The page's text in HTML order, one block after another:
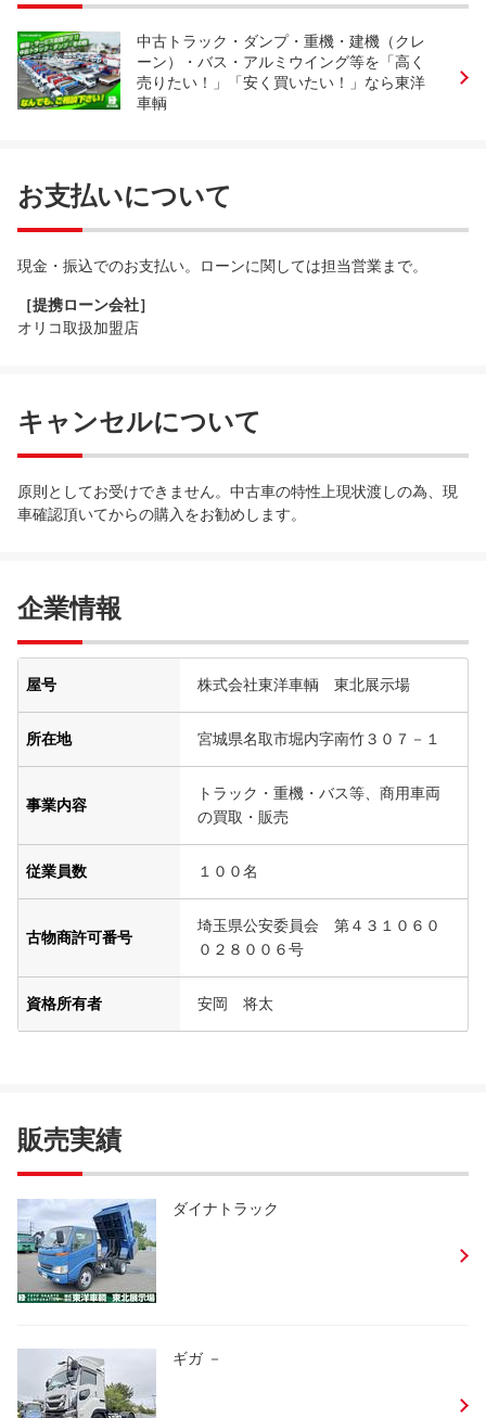
中古トラック・ダンプ・重機・建機（クレ
ーン）・バス・アルミウイング等を「高く
売りたい！」「安く買いたい！」なら東洋
車輌
お支払いについて
現金・振込でのお支払い。ローンに関しては担当営業まで。
［提携ローン会社］
オリコ取扱加盟店
キャンセルについて
原則としてお受けできません。中古車の特性上現状渡しの為、現
車確認頂いてからの購入をお勧めします。
企業情報
屋号 株式会社東洋車輌 東北展示場
所在地 宮城県名取市堀内字南竹３０７－１
事業内容
トラック・重機・バス等、商用車両
の買取・販売
従業員数 １００名
古物商許可番号
埼玉県公安委員会 第４３１０６０
０２８００６号
資格所有者 安岡 将太
販売実績
ダイナトラック
ギガ －